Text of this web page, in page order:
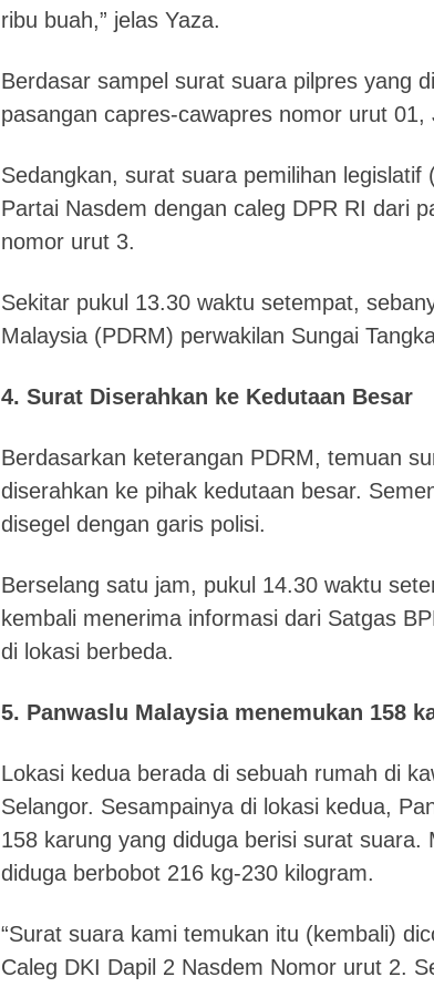
ribu buah,” jelas Yaza.
Berdasar sampel surat suara pilpres yang
pasangan capres-cawapres nomor urut 01,
Sedangkan, surat suara pemilihan legislatif
Partai Nasdem dengan caleg DPR RI dari
nomor urut 3.
Sekitar pukul 13.30 waktu setempat,
Malaysia (PDRM) perwakilan Sungai
4. Surat Diserahkan ke Kedutaan Besar
Berdasarkan keterangan PDRM, temuan
diserahkan ke pihak kedutaan besar.
disegel dengan garis polisi.
Berselang satu jam, pukul 14.30 waktu
kembali menerima informasi dari Satgas
di lokasi berbeda.
5. Panwaslu Malaysia menemukan 158
Lokasi kedua berada di sebuah rumah di
Selangor. Sesampainya di lokasi kedua,
158 karung yang diduga berisi surat suara.
diduga berbobot 216 kg-230 kilogram.
“Surat suara kami temukan itu (kembali)
Caleg DKI Dapil 2 Nasdem Nomor urut 2.